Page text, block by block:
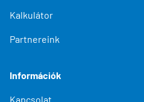
Kalkulátor
Partnereink
Információk
Kapcsolat